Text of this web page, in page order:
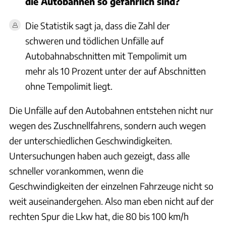
Die Statistik sagt ja, dass die Zahl der
schweren und tödlichen Unfälle auf
Autobahnabschnitten mit Tempolimit um
mehr als 10 Prozent unter der auf Abschnitten
ohne Tempolimit liegt.
Die Unfälle auf den Autobahnen entstehen nicht nur
wegen des Zuschnellfahrens, sondern auch wegen
der unterschiedlichen Geschwindigkeiten.
Untersuchungen haben auch gezeigt, dass alle
schneller vorankommen, wenn die
Geschwindigkeiten der einzelnen Fahrzeuge nicht so
weit auseinandergehen. Also man eben nicht auf der
rechten Spur die Lkw hat, die 80 bis 100 km/h